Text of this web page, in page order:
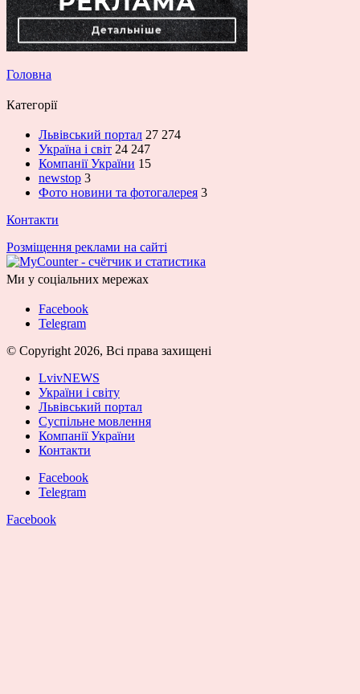
Головна
Категорії
Львівський портал 27 274
Україна і світ 24 247
Компанії України 15
newstop 3
Фото новини та фотогалерея 3
Контакти
Розміщення реклами на сайті
Ми у соціальних мережах
Facebook
Telegram
© Copyright 2026, Всі права захищені
LvivNEWS
України і світу
Львівський портал
Суспільне мовлення
Компанії України
Контакти
Facebook
Telegram
Facebook